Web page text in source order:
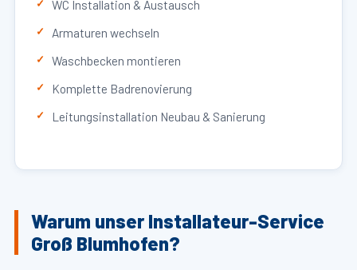
WC Installation & Austausch
Armaturen wechseln
Waschbecken montieren
Komplette Badrenovierung
Leitungsinstallation Neubau & Sanierung
Warum unser Installateur-Service
Groß Blumhofen?